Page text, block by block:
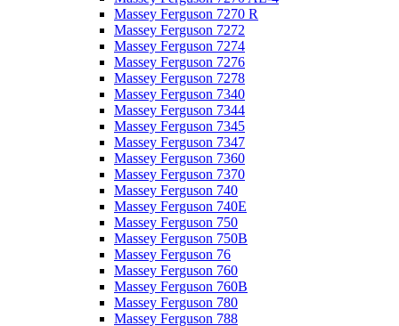
Massey Ferguson 7270 R
Massey Ferguson 7272
Massey Ferguson 7274
Massey Ferguson 7276
Massey Ferguson 7278
Massey Ferguson 7340
Massey Ferguson 7344
Massey Ferguson 7345
Massey Ferguson 7347
Massey Ferguson 7360
Massey Ferguson 7370
Massey Ferguson 740
Massey Ferguson 740E
Massey Ferguson 750
Massey Ferguson 750B
Massey Ferguson 76
Massey Ferguson 760
Massey Ferguson 760B
Massey Ferguson 780
Massey Ferguson 788